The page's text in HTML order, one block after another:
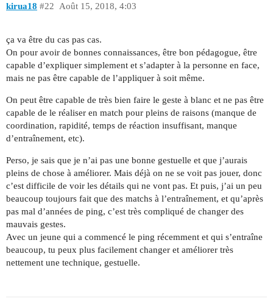
kirua18 Août 15, 2018, 4:03
#22
ça va être du cas pas cas.
On pour avoir de bonnes connaissances, être bon pédagogue, être
capable d’expliquer simplement et s’adapter à la personne en face,
mais ne pas être capable de l’appliquer à soit même.
On peut être capable de très bien faire le geste à blanc et ne pas être
capable de le réaliser en match pour pleins de raisons (manque de
coordination, rapidité, temps de réaction insuffisant, manque
d’entraînement, etc).
Perso, je sais que je n’ai pas une bonne gestuelle et que j’aurais
pleins de chose à améliorer. Mais déjà on ne se voit pas jouer, donc
c’est difficile de voir les détails qui ne vont pas. Et puis, j’ai un peu
beaucoup toujours fait que des matchs à l’entraînement, et qu’après
pas mal d’années de ping, c’est très compliqué de changer des
mauvais gestes.
Avec un jeune qui a commencé le ping récemment et qui s’entraîne
beaucoup, tu peux plus facilement changer et améliorer très
nettement une technique, gestuelle.